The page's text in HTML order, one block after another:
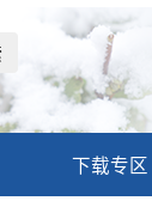
下载专区